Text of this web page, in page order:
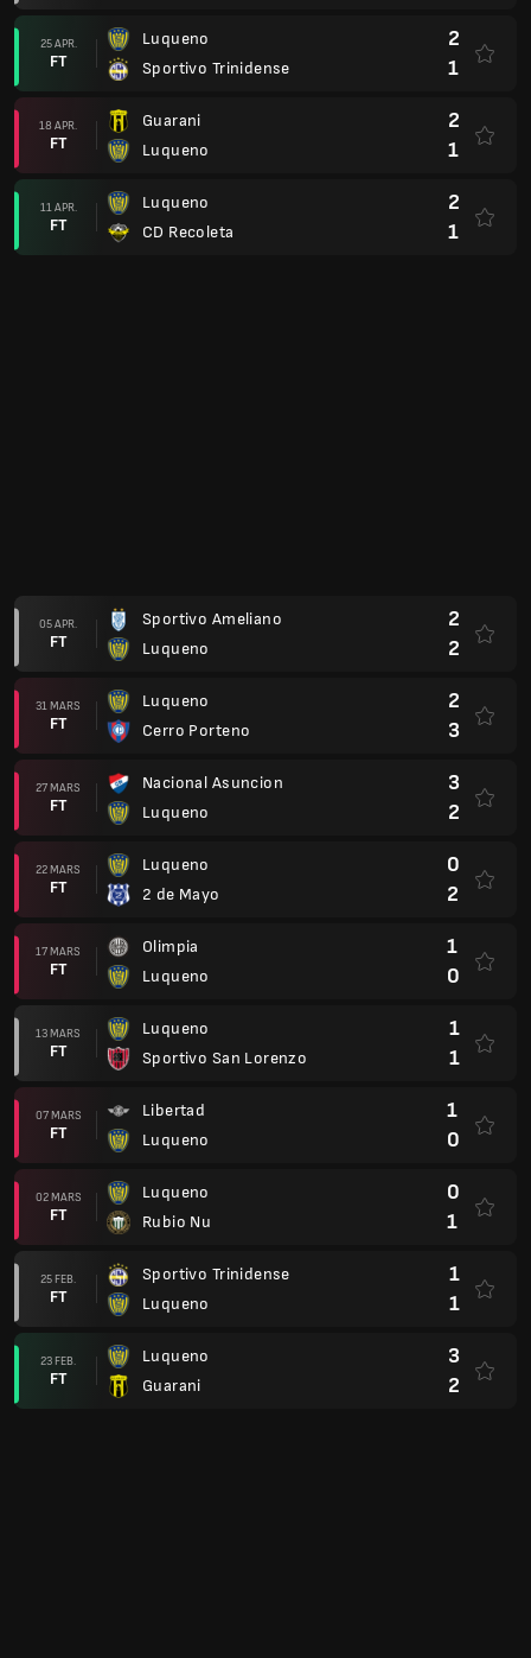
25 APR.
FT
Luqueno
Sportivo Trinidense
2
1
18 APR.
FT
Guarani
Luqueno
2
1
11 APR.
FT
Luqueno
CD Recoleta
2
1
05 APR.
FT
Sportivo Ameliano
Luqueno
2
2
31 MARS
FT
Luqueno
Cerro Porteno
2
3
27 MARS
FT
Nacional Asuncion
Luqueno
3
2
22 MARS
FT
Luqueno
2 de Mayo
0
2
17 MARS
FT
Olimpia
Luqueno
1
0
13 MARS
FT
Luqueno
Sportivo San Lorenzo
1
1
07 MARS
FT
Libertad
Luqueno
1
0
02 MARS
FT
Luqueno
Rubio Nu
0
1
25 FEB.
FT
Sportivo Trinidense
Luqueno
1
1
23 FEB.
FT
Luqueno
Guarani
3
2